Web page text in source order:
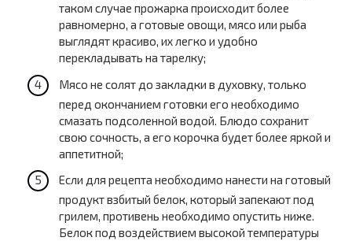
таком случае прожарка происходит более
равномерно, а готовые овощи, мясо или рыба
выглядят красиво, их легко и удобно
перекладывать на тарелку;
Мясо не солят до закладки в духовку, только
перед окончанием готовки его необходимо
смазать подсоленной водой. Блюдо сохранит
свою сочность, а его корочка будет более яркой и
аппетитной;
Если для рецепта необходимо нанести на готовый
продукт взбитый белок, который запекают под
грилем, противень необходимо опустить ниже.
Белок под воздействием высокой температуры